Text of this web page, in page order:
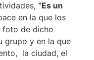
“Es un
en la que los
foto de dicho
grupo y en la que
la ciudad, el